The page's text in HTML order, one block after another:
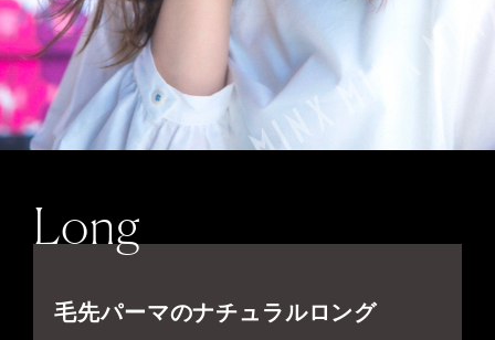
Long
毛先パーマのナチュラルロング